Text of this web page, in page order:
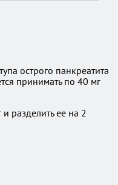
острого панкреатита
принимать по 40 мг
разделить ее на 2